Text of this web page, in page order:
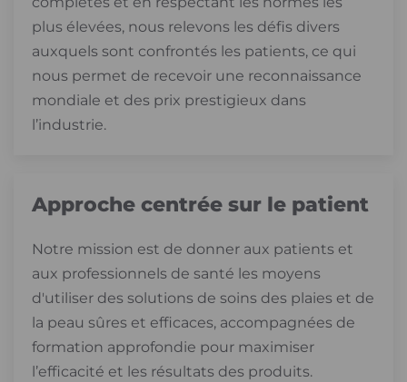
plus élevées, nous relevons les défis divers
auxquels sont confrontés les patients, ce qui
nous permet de recevoir une reconnaissance
mondiale et des prix prestigieux dans
l’industrie.
Approche centrée sur le patient
Notre mission est de donner aux patients et
aux professionnels de santé les moyens
d'utiliser des solutions de soins des plaies et de
la peau sûres et efficaces, accompagnées de
formation approfondie pour maximiser
l’efficacité et les résultats des produits.